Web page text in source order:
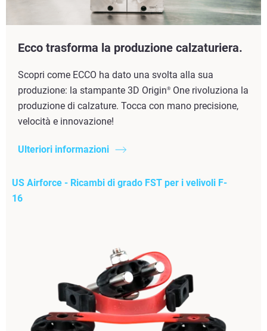
Ecco trasforma la produzione calzaturiera.
Scopri come ECCO ha dato una svolta alla sua
produzione: la stampante 3D Origin® One rivoluziona la
produzione di calzature. Tocca con mano precisione,
velocità e innovazione!
Ulteriori informazioni
US Airforce - Ricambi di grado FST per i velivoli F-
16